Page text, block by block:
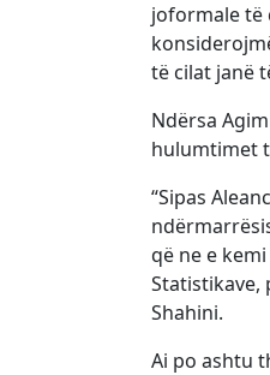
joformale të
të cilat janë
Ndërsa
hulumtimet
“Sipas
që ne e
Statistikave,
Shahini.
Ai po ashtu